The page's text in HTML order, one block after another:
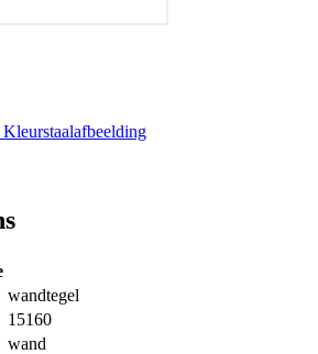
Kleurstaalafbeelding
wandtegel
15160
wand